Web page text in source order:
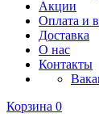
Акции
Оплата и
Доставка
О нас
Контакты
Корзина 0